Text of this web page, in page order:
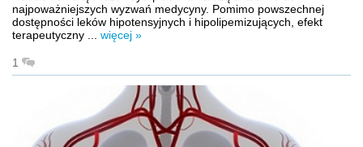
najpoważniejszych wyzwań medycyny. Pomimo powszechnej
dostępności leków hipotensyjnych i hipolipemizujących, efekt
terapeutyczny ...
więcej »
1